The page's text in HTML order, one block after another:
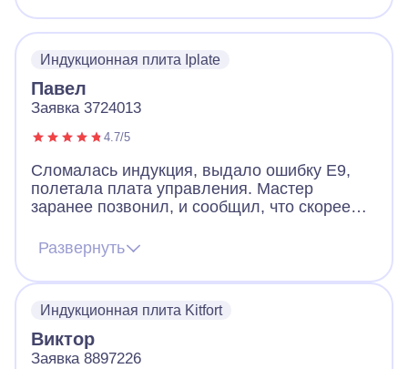
Индукционная плита Iplate
Павел
Заявка 3724013
4.7/5
Сломалась индукция, выдало ошибку Е9,
полетала плата управления. Мастер
заранее позвонил, и сообщил, что скорее
починить и без замены. Цена на платы
начинается от 12к и выше. Мастер приехал,
все продиагностировал и смог починить без
Развернуть
Индукционная плита Kitfort
Виктор
Заявка 8897226